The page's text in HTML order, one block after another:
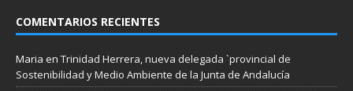
COMENTARIOS RECIENTES
Maria en Trinidad Herrera, nueva delegada `provincial de
Sostenibilidad y Medio Ambiente de la Junta de Andalucía